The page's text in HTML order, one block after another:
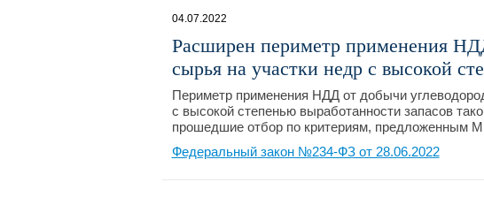
04.07.2022
Расширен периметр применения
сырья на участки недр с высокой
Периметр применения НДД от добычи
с высокой степенью выработанности запасов
прошедшие отбор по критериям, предложенным
Федеральный закон №234-ФЗ от 28.06.2022